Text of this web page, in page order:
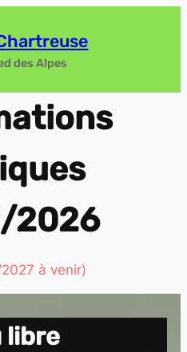
des Alpes
2026
à venir)
libre